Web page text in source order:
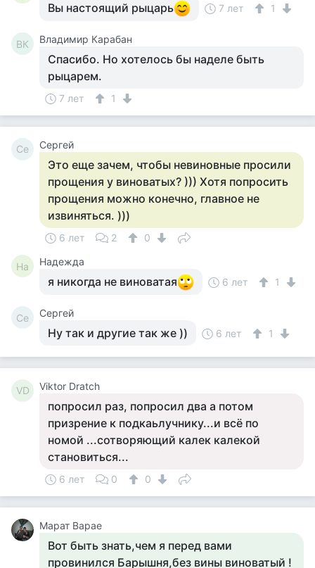
Вы настоящий рыцарь 7 лет 1
ВК Владимир Карабан
Спасибо. Но хотелось бы наделе быть
рыцарем.
7 лет 1
Се Сергей
Это еще зачем, чтобы невиновные просили
прощения у виноватых? ))) Хотя попросить
прощения можно конечно, главное не
извиняться. )))
6 лет 2 0
На Надежда
я никогда не виноватая 6 лет 1
Се Сергей
Ну так и другие так же )) 6 лет 1
VD Viktor Dratch
попросил раз, попросил два а потом
призрение к подкаьлучнику...и всё по
номой ...сотворяющий калек калекой
становиться...
6 лет 0 0
Марат Варае
Вот быть знать,чем я перед вами
провинился Барышня,без вины виноватый !